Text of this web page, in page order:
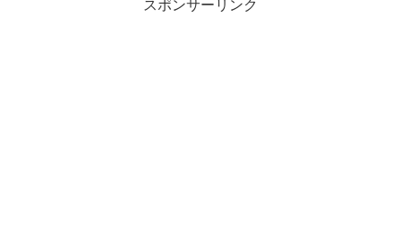
スポンサーリンク